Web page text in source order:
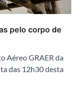
pelo corpo de
Aéreo GRAER da
das 12h30 desta